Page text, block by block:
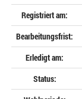
Registriert am:
Bearbeitungsfrist:
Erledigt am:
Status: